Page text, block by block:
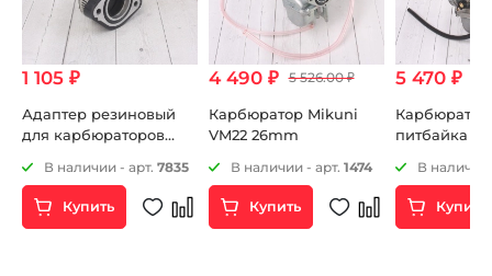
1 105 ₽
Адаптер резиновый
для карбюраторов
48мм
В наличии - арт. 7835
Купить
4 490 ₽ 5 526.00 ₽
Карбюратор Mikuni
VM22 26mm
В наличии - арт. 1474
Купить
5 470 ₽
питбайка
В наличии
Купить